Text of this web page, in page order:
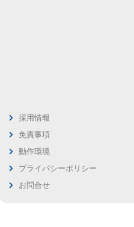
採用情報
免責事項
動作環境
プライバシーポリシー
お問合せ